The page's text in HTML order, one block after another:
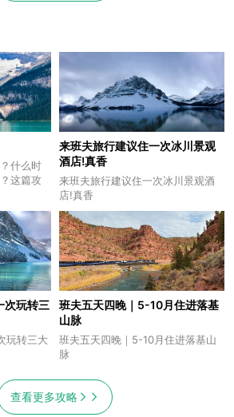
什么时
这篇攻
来班夫旅行建议住一次冰川景观
酒店!真香
来班夫旅行建议住一次冰川景观酒
店!真香
次玩转三
玩转三大
班夫五天四晚｜5-10月住进落基
山脉
班夫五天四晚｜5-10月住进落基山
脉
查看更多攻略